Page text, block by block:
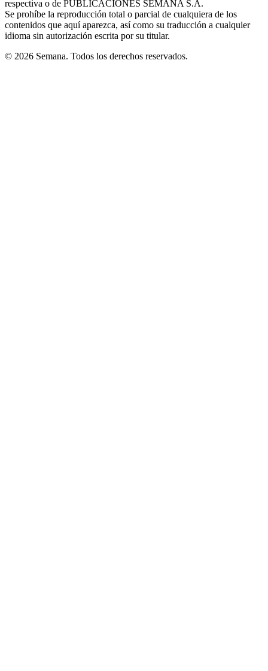
window
respectiva o de PUBLICACIONES SEMANA S.A.
Se prohíbe la reproducción total o parcial de cualquiera de los
contenidos que aquí aparezca, así como su traducción a cualquier
idioma sin autorización escrita por su titular.
© 2026 Semana. Todos los derechos reservados.